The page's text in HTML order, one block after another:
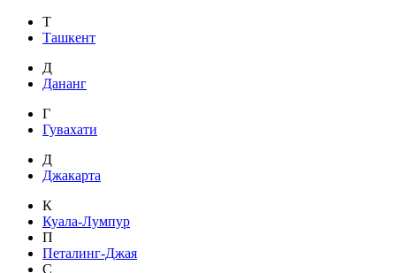
Т
Ташкент
Д
Дананг
Г
Гувахати
Д
Джакарта
К
Куала-Лумпур
П
Петалинг-Джая
С